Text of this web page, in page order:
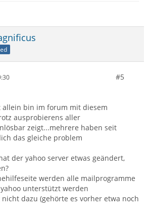
#5
allein bin im forum mit diesem
ausprobierens aller
zeigt...mehrere haben seit
das gleiche problem
der yahoo server etwas geändert,
werden alle mailprogramme
unterstützt werden
dazu (gehörte es vorher etwa noch